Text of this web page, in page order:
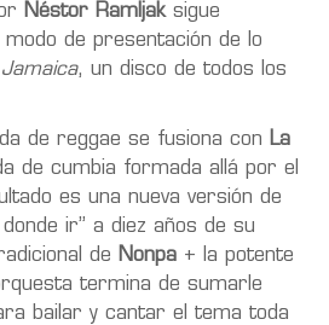
Néstor Ramljaksigue
modo de presentación de lo
, un disco de todos los
de reggae se fusiona con La
de cumbia formada allá por el
es una nueva versión de
ir” a diez años de su
de
Nonpa + la potente
termina de sumarle
bailar y cantar el tema toda